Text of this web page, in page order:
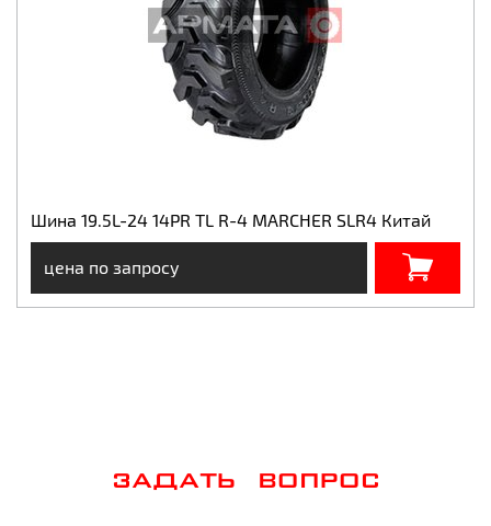
Шина 19.5L-24 14PR TL R-4 MARCHER SLR4 Китай
цена по запросу
ЗАДАТЬ ВОПРОС